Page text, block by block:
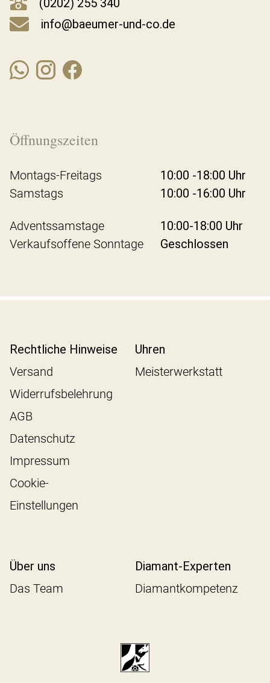
info@baeumer-und-co.de
Öffnungszeiten
Montags-Freitags
10:00 -18:00 Uhr
Samstags
10:00 -16:00 Uhr
Adventssamstage
10:00-18:00 Uhr
Verkaufsoffene Sonntage
Geschlossen
Rechtliche Hinweise
Versand
Widerrufsbelehrung
AGB
Datenschutz
Impressum
Cookie-
Einstellungen
Uhren
Meisterwerkstatt
Über uns
Das Team
Diamant-Experten
Diamantkompetenz